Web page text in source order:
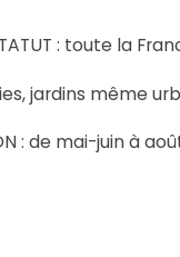
: toute la
jardins même
: de mai-juin à